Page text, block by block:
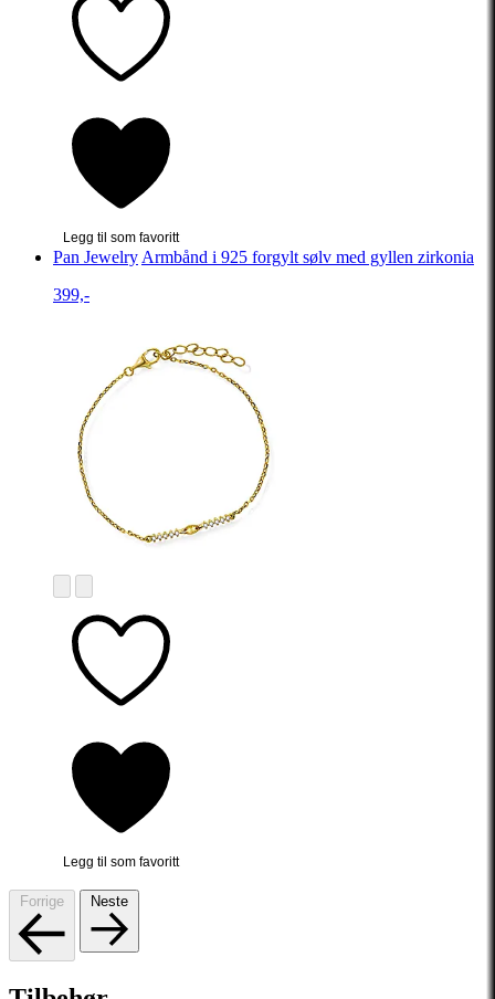
Legg til som favoritt
Pan Jewelry Armbånd i 925 forgylt sølv med gyllen zirkonia
399,-
Legg til som favoritt
Forrige Neste